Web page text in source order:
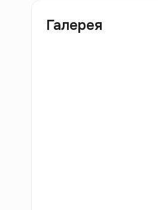
Галерея